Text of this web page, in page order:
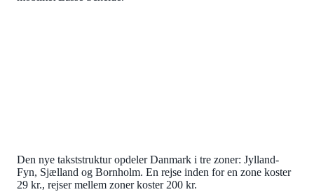
Den nye takststruktur opdeler Danmark i tre zoner: Jylland-
Fyn, Sjælland og Bornholm. En rejse inden for en zone koster
29 kr., rejser mellem zoner koster 200 kr.